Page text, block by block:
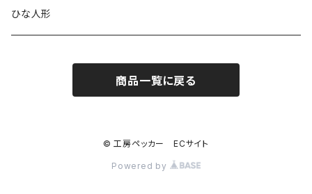
名刺サイズ
ワイド
ペーパーホルダー
ナンバープレートキーホルダー
ひな人形
商品一覧に戻る
© 工房ペッカー ECサイト
Powered by